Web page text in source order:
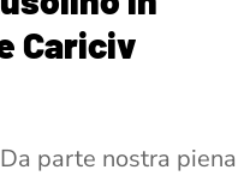
Cariciv
parte nostra piena